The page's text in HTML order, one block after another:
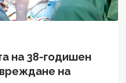
на 38-годишен
на